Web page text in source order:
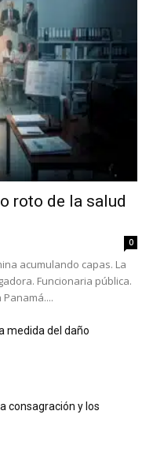
roto de la salud
0
acumulando capas. La
Funcionaria pública.
medida del daño
consagración y los